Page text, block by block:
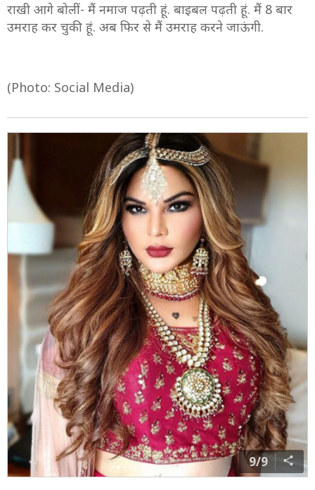
राखी आगे बोलीं- मैं नमाज पढ़ती हूं. बाइबल पढ़ती हूं. मैं 8 बार
उमराह कर चुकी हूं. अब फिर से मैं उमराह करने जाऊंगी.
(Photo: Social Media)
9/9